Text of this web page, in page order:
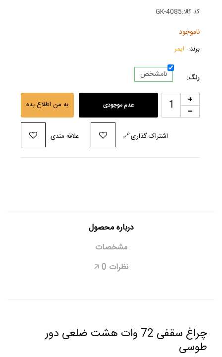
کد کالا:GK-4085
ناموجود
برند: ایمر
رنگ: نامشخص
عدم موجودی به من اطلاع بده
علاقه مندی 🔗اشتراک گذاری
درباره محصول
مشخصات
نظرات 0
🡥
چراغ سقفی 72 وات هشت ضلعی دور
طوسی